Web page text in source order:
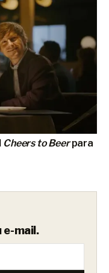
Cheers to Beerpara
e-mail.